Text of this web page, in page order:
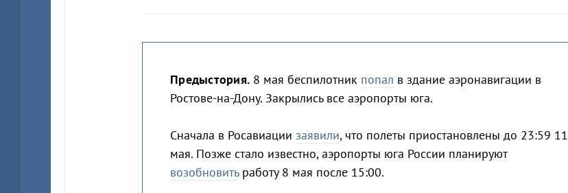
Предыстория. 8 мая беспилотник попал в здание аэронавигации в
Ростове-на-Дону. Закрылись все аэропорты юга.
Сначала в Росавиации заявили, что полеты приостановлены до 23:59 11
мая. Позже стало известно, аэропорты юга России планируют
возобновитьработу 8 мая после 15:00.